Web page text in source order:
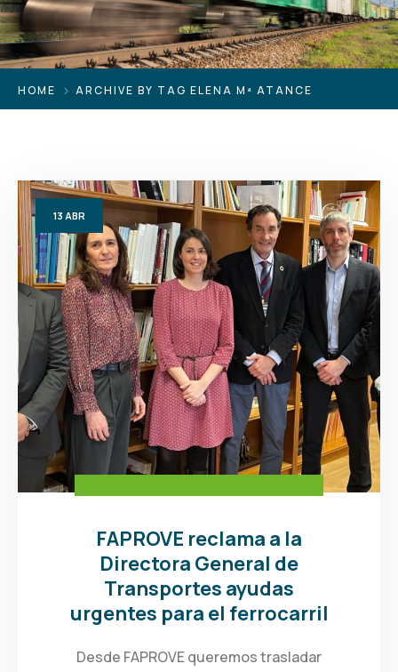
HOME ARCHIVE BY TAG ELENA Mª ATANCE
13ABR
FAPROVE reclama a la
Directora General de
Transportes ayudas
urgentes para el ferrocarril
Desde FAPROVE queremos trasladar